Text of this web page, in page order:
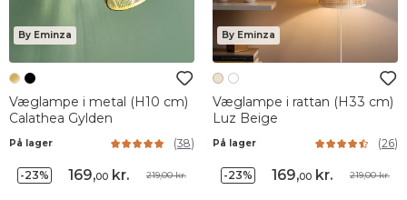
By Eminza
Væglampe i metal (H10 cm)
Calathea Gylden
På lager (38)
-23% 169,00 kr. 219,00 kr.
By Eminza
Væglampe i rattan (H33 cm)
Luz Beige
På lager (26)
-23% 169,00 kr. 219,00 kr.